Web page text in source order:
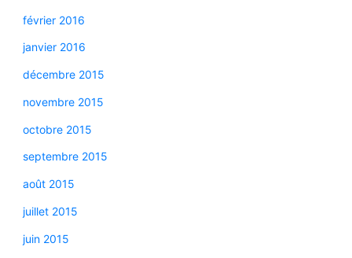
février 2016
janvier 2016
décembre 2015
novembre 2015
octobre 2015
septembre 2015
août 2015
juillet 2015
juin 2015